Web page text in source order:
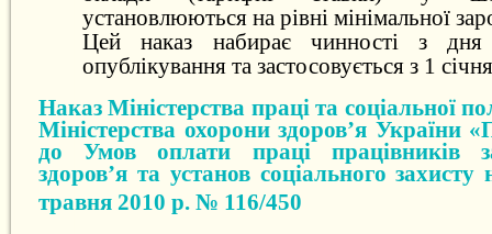
установлюються на рівні мінімальної
Цей наказ набирає чинності з дня
опублікування та застосовується з 1
Наказ Міністерства праці та соціальної
Міністерства охорони здоров’я України
до Умов оплати праці працівників
здоров’я та установ соціального захисту
травня 2010 р. № 116/450